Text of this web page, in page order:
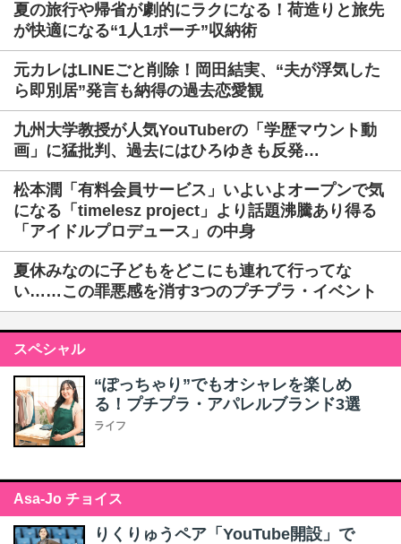
夏の旅行や帰省が劇的にラクになる！荷造りと旅先
が快適になる“1人1ポーチ”収納術
元カレはLINEごと削除！岡田結実、“夫が浮気した
ら即別居”発言も納得の過去恋愛観
九州大学教授が人気YouTuberの「学歴マウント動
画」に猛批判、過去にはひろゆきも反発…
松本潤「有料会員サービス」いよいよオープンで気
になる「timelesz project」より話題沸騰あり得る
「アイドルプロデュース」の中身
夏休みなのに子どもをどこにも連れて行ってな
い……この罪悪感を消す3つのプチプラ・イベント
スペシャル
“ぽっちゃり”でもオシャレを楽しめ
る！プチプラ・アパレルブランド3選
ライフ
Asa-Jo チョイス
りくりゅうペア「YouTube開設」で